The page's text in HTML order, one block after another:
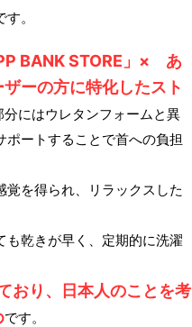
。
BANK STORE」× あ
ーの方に特化したスト
にはウレタンフォームと異
ートすることで首への負担
を得られ、リラックスした
乾きが早く、定期的に洗濯
おり、日本人のことを考
です。